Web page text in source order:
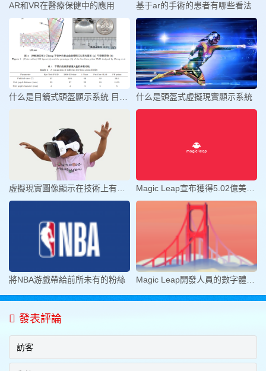
AR和VR在醫療保健中的應用 基于ar的手術的患者有哪些看法
什么是頭盔式虛擬現實顯示系統
將NBA游戲帶給前所未有的粉絲
發表評論